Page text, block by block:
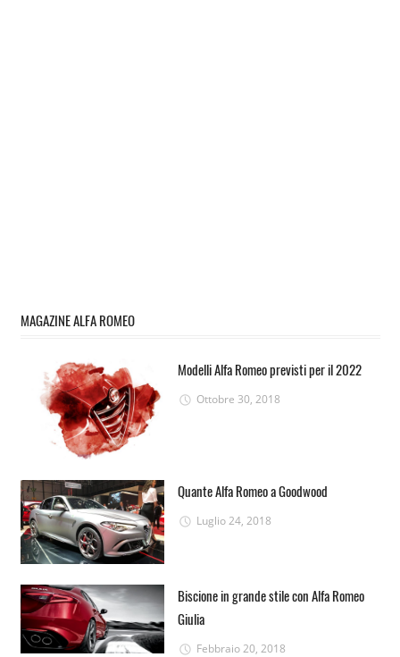
MAGAZINE ALFA ROMEO
Modelli Alfa Romeo previsti per il 2022
Ottobre 30, 2018
Quante Alfa Romeo a Goodwood
Luglio 24, 2018
Biscione in grande stile con Alfa Romeo
Giulia
Febbraio 20, 2018